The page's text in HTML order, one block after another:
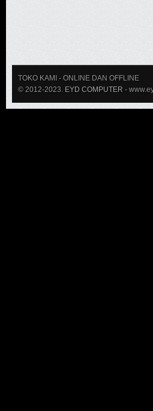
TOKO KAMI - ONLINE DAN OFFLINE
© 2012-2023. EYD COMPUTER -